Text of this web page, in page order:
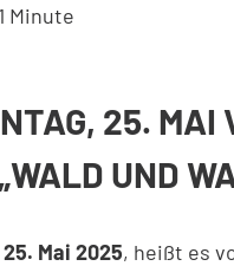
Minute
25. MAI
UND
Mai 2025, heißt es